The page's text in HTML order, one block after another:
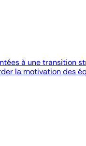
à une transition
la motivation des